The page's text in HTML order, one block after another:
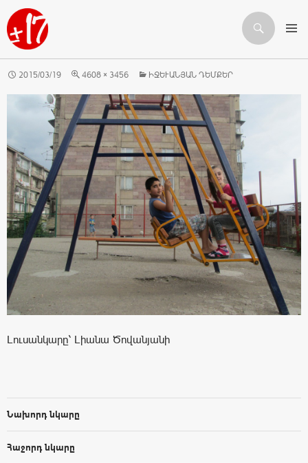
Որոնում
ԱՆՑՆԵԼ ԲՈՎԱՆԴԱԿՈՒԹՅԱՆԸ
2015/03/19 4608 × 3456 ԻՋԵՒԱՆՅԱՆ ԴԵՄՔԵՐ
Լուսանկարը՝ Լիանա Ծովանյանի
Նախորդ նկարը
Հաջորդ նկարը